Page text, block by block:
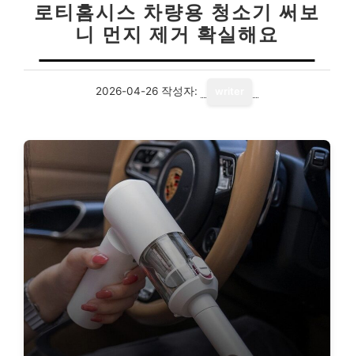
로티홈시스 차량용 청소기 써보
니 먼지 제거 확실해요
2026-04-26 작성자: